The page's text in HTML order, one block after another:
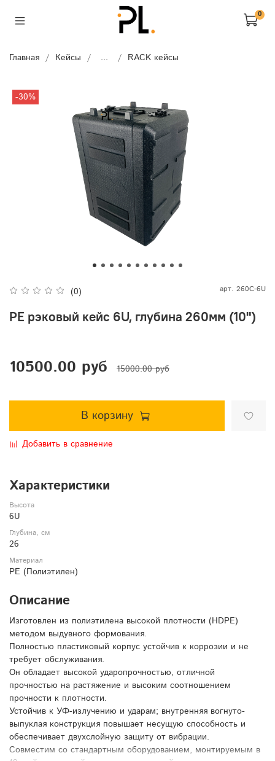
0
Главная Кейсы ... RACK кейсы
-30%
(0) арт. 260C-6U
PE рэковый кейс 6U, глубина 260мм (10")
10500.00 руб 15000.00 руб
В корзину
Добавить в сравнение
Характеристики
Высота
6U
Глубина, см
26
Материал
PE (Полиэтилен)
Описание
Изготовлен из полиэтилена высокой плотности (HDPE)
методом выдувного формования.
Полностью пластиковый корпус устойчив к коррозии и не
требует обслуживания.
Он обладает высокой ударопрочностью, отличной
прочностью на растяжение и высоким соотношением
прочности к плотности.
Устойчив к УФ-излучению и ударам; внутренняя вогнуто-
выпуклая конструкция повышает несущую способность и
обеспечивает двухслойную защиту от вибрации.
Совместим со стандартным оборудованием, монтируемым в